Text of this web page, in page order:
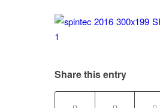
Share this entry